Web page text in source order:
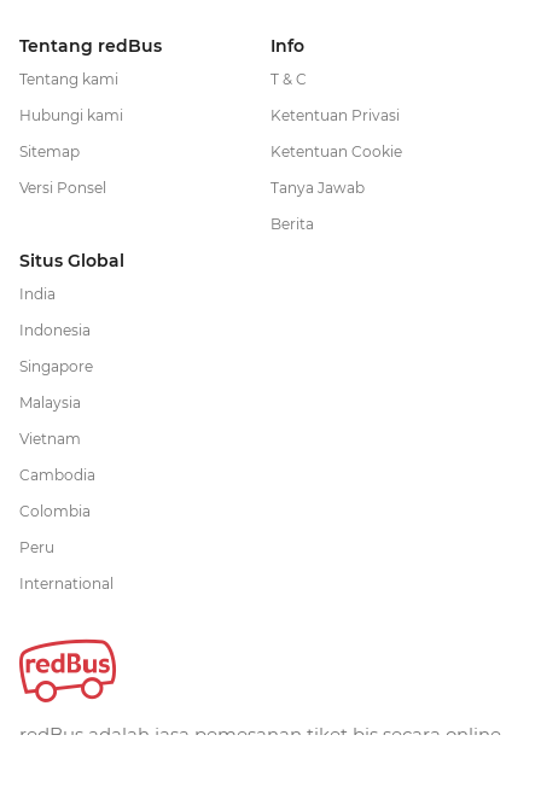
Tentang redBus
Tentang kami
Hubungi kami
Sitemap
Versi Ponsel
Info
T & C
Ketentuan Privasi
Ketentuan Cookie
Tanya Jawab
Berita
Situs Global
India
Indonesia
Singapore
Malaysia
Vietnam
Cambodia
Colombia
Peru
International
redBus adalah jasa pemesanan tiket bis secara online